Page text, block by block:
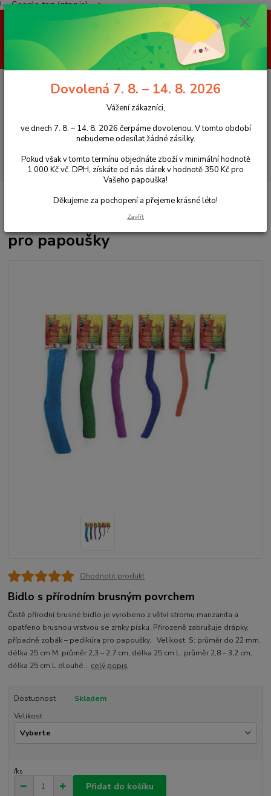
!-- Google tag (gtag.js) -->
Vážení zákazníci, ve dnech 7. 8. – 14. 8. 2026 čerpáme dovolenou. V
tomto období nebudeme odesílat žádné zásilky. Pokud však v tomto
termínu objednáte zboží v minimální hodnotě 1 000 Kč vč. DPH, získáte
od nás dárek v hodnotě 350 Kč pro Vašeho papouška! Děkujeme za
pochopení a přejeme krásné léto!
Menu
CZK
Hledat
(Po-Pá, 8-16 hod.)
Brusné bidlo S - 3XL PEDIKÚRA
pro papoušky
Ohodnotit produkt
Bidlo s přírodním brusným povrchem
Čistě přírodní brusné bidlo je vyrobeno z větví stromu manzanita a
opatřeno brusnou vrstvou se zrnky písku. Přirozeně zabrušuje drápky,
případně zobák – pedikúra pro papoušky. Velikost S: průměr do 22 mm,
délka 25 cm M: průměr 2,3 – 2,7 cm, délka 25 cm L: průměr 2,8 – 3,2 cm,
délka 25 cm L dlouhé... celý popis
Dostupnost
Skladem
Velikost
/ks
Přidat do košíku
Dovolená 7. 8. – 14. 8. 2026
Vážení zákazníci,
ve dnech 7. 8. – 14. 8. 2026 čerpáme dovolenou. V tomto období
nebudeme odesílat žádné zásilky.
Pokud však v tomto termínu objednáte zboží v minimální hodnotě
1 000 Kč vč. DPH, získáte od nás dárek v hodnotě 350 Kč pro
Vašeho papouška!
Děkujeme za pochopení a přejeme krásné léto!
Zavřít